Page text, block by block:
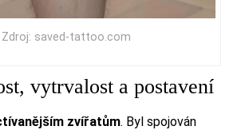
Zdroj: saved-tattoo.com
vytrvalost a postavení
zvířatům. Byl spojován